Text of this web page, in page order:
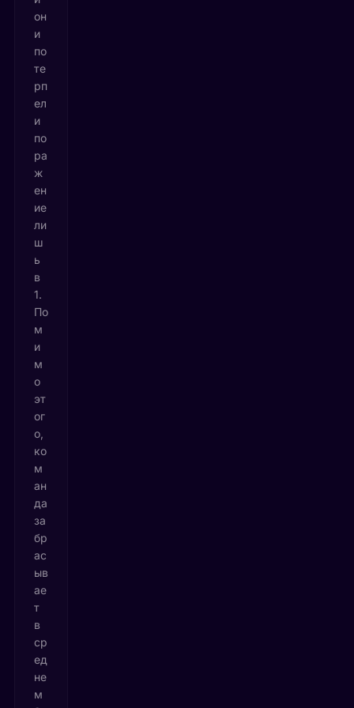
он
и
по
те
рп
ел
и
по
ра
ж
ен
ие
ли
ш
ь
в
1.
По
м
и
м
о
эт
ог
о,
ко
м
ан
да
за
бр
ас
ыв
ае
т
в
ср
ед
не
м